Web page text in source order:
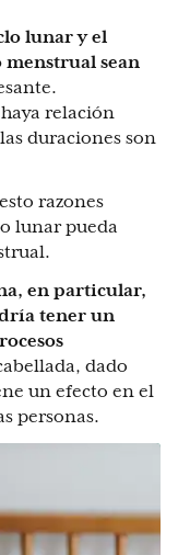
lunar y el
sean
relación
duraciones son
razones
lunar pueda
en particular,
tener un
dado
un efecto en el
personas.